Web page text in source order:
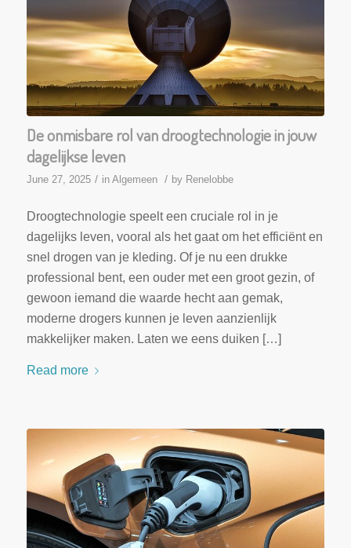
De onmisbare rol van droogtechnologie in jouw
dagelijkse leven
June 27, 2025 / in Algemeen / by Renelobbe
Droogtechnologie speelt een cruciale rol in je
dagelijks leven, vooral als het gaat om het efficiënt en
snel drogen van je kleding. Of je nu een drukke
professional bent, een ouder met een groot gezin, of
gewoon iemand die waarde hecht aan gemak,
moderne drogers kunnen je leven aanzienlijk
makkelijker maken. Laten we eens duiken […]
Read more